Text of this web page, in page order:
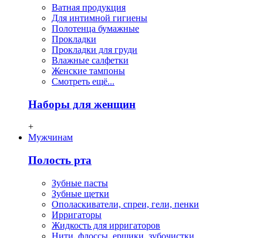
Ватная продукция
Для интимной гигиены
Полотенца бумажные
Прокладки
Прокладки для груди
Влажные салфетки
Женские тампоны
Смотреть ещё...
Наборы для женщин
+
Мужчинам
Полость рта
Зубные пасты
Зубные щетки
Ополаскиватели, спреи, гели, пенки
Ирригаторы
Жидкость для ирригаторов
Нити, флосcы, ершики, зубочистки